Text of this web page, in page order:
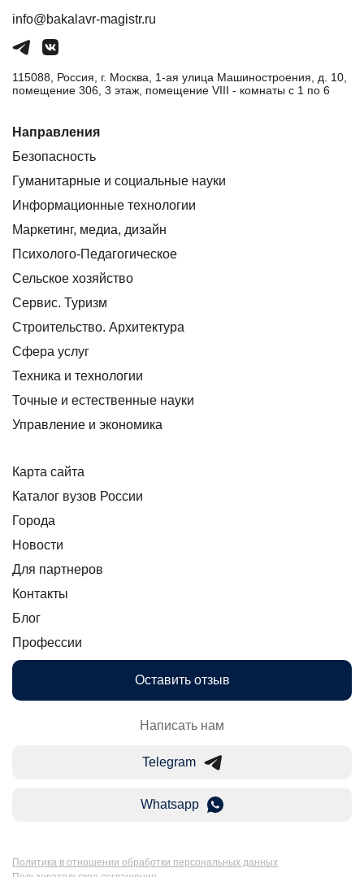
info@bakalavr-magistr.ru
115088, Россия, г. Москва, 1-ая улица Машиностроения, д. 10,
помещение 306, 3 этаж, помещение VIII - комнаты с 1 по 6
Направления
Безопасность
Гуманитарные и социальные науки
Информационные технологии
Маркетинг, медиа, дизайн
Психолого-Педагогическое
Сельское хозяйство
Сервис. Туризм
Строительство. Архитектура
Сфера услуг
Техника и технологии
Точные и естественные науки
Управление и экономика
Карта сайта
Каталог вузов России
Города
Новости
Для партнеров
Контакты
Блог
Профессии
Оставить отзыв
Написать нам
Telegram
Whatsapp
Политика в отношении обработки персональных данных